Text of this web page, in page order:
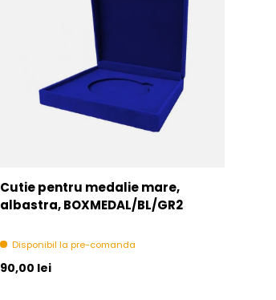
Cutie pentru medalie mare,
albastra, BOXMEDAL/BL/GR2
Disponibil la pre-comanda
Pret initial
90,00 lei